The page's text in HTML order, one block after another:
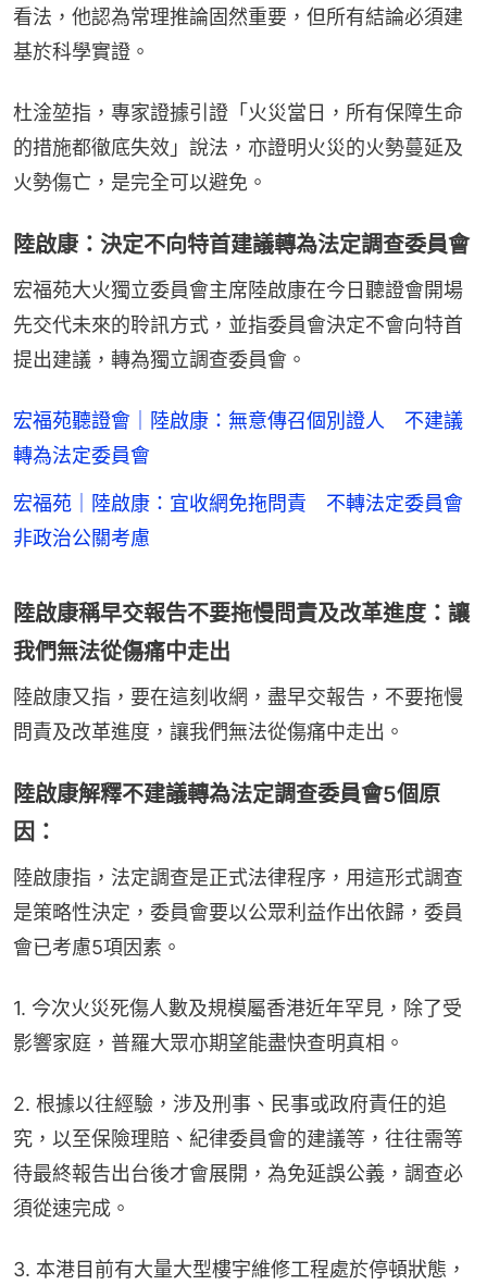
看法，他認為常理推論固然重要，但所有結論必須建
基於科學實證。
杜淦堃指，專家證據引證「火災當日，所有保障生命
的措施都徹底失效」說法，亦證明火災的火勢蔓延及
火勢傷亡，是完全可以避免。
陸啟康：決定不向特首建議轉為法定調查委員會
宏福苑大火獨立委員會主席陸啟康在今日聽證會開場
先交代未來的聆訊方式，並指委員會決定不會向特首
提出建議，轉為獨立調查委員會。
宏福苑聽證會｜陸啟康：無意傳召個別證人 不建議
轉為法定委員會
宏福苑｜陸啟康：宜收網免拖問責 不轉法定委員會
非政治公關考慮
陸啟康稱早交報告不要拖慢問責及改革進度：讓
我們無法從傷痛中走出
陸啟康又指，要在這刻收網，盡早交報告，不要拖慢
問責及改革進度，讓我們無法從傷痛中走出。
陸啟康解釋不建議轉為法定調查委員會5個原
因：
陸啟康指，法定調查是正式法律程序，用這形式調查
是策略性決定，委員會要以公眾利益作出依歸，委員
會已考慮5項因素。
1. 今次火災死傷人數及規模屬香港近年罕見，除了受
影響家庭，普羅大眾亦期望能盡快查明真相。
2. 根據以往經驗，涉及刑事、民事或政府責任的追
究，以至保險理賠、紀律委員會的建議等，往往需等
待最終報告出台後才會展開，為免延誤公義，調查必
須從速完成。
3. 本港目前有大量大型樓宇維修工程處於停頓狀態，